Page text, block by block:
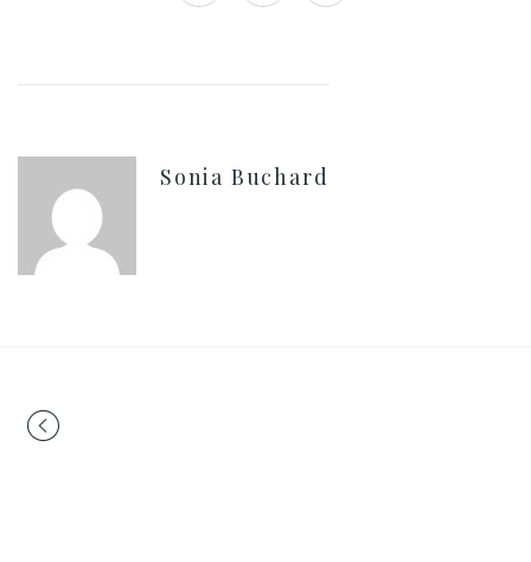
Sonia Buchard
Portfolio